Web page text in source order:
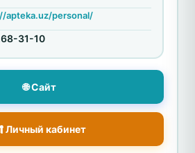
apteka.uz/personal/
31-10
🌐 Сайт
Личный кабинет